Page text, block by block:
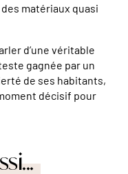
matériaux quasi
d’une véritable
gagnée par un
de ses habitants,
décisif pour